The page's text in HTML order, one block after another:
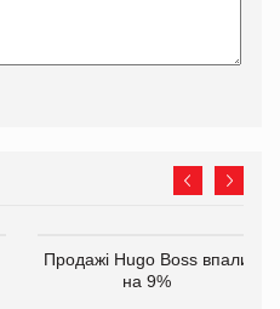
Продажі Hugo Boss впали
на 9%